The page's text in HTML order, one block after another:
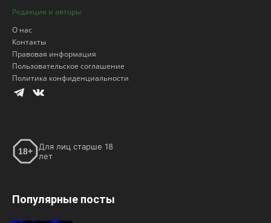
Редакция и авторы
О нас
Контакты
Правовая информация
Пользовательское соглашение
Политика конфиденциальности
18+
Для лиц старше 18
лет
Популярные посты